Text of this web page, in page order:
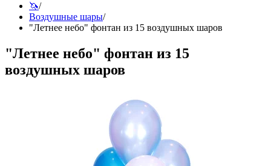
🦄/
Воздушные шары/
"Летнее небо" фонтан из 15 воздушных шаров
"Летнее небо" фонтан из 15
воздушных шаров